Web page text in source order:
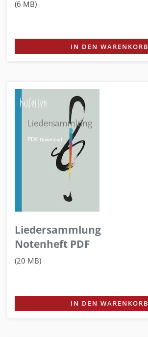
(6 MB)
IN DEN WARENKORB
Liedersammlung
Notenheft PDF
(20 MB)
IN DEN WARENKORB